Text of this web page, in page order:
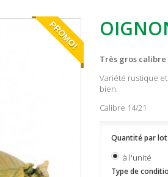
PROMO!
Très gros calibre
Variété rustique
bien.
Calibre 14/21
Quantité par lot
à l'unité
Type de